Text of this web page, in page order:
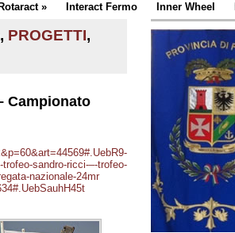
Rotaract» Interact Fermo Inner Wheel
, PROGETTI,
Campionato
sandro-ricci-–-trofeo-
nazionale-24mr